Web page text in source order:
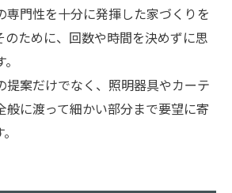
専門性を十分に発揮した家づくりを
のために、回数や時間を決めずに思
提案だけでなく、照明器具やカーテ
般に渡って細かい部分まで要望に寄